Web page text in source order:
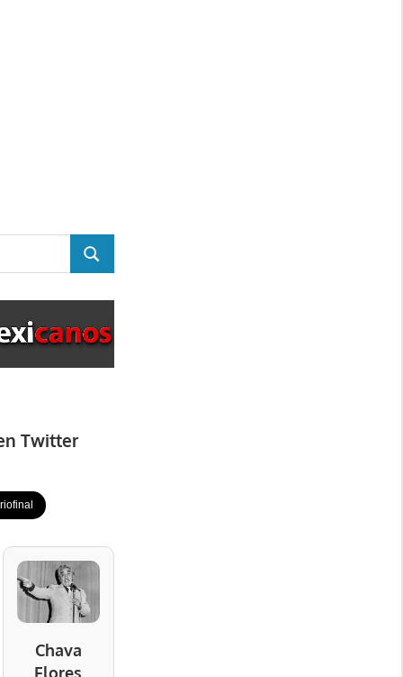
BUSCAR
Twitter
Chava
Flores